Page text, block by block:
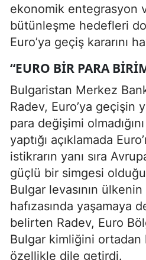
ekonomik entegrasyon
bütünleşme hedefleri
Euro’ya geçiş kararını
“EURO BIR PARA
Bulgaristan Merkez
Radev, Euro’ya geçişin
para değişimi
yaptığı açıklamada
istikrarın yanı sıra
güçlü bir simgesi
Bulgar levasının
hafızasında yaşamaya
belirten Radev, Euro
Bulgar kimliğini ortadan
özellikle dile getirdi.